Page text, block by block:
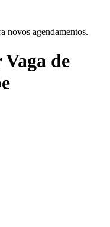
novos agendamentos.
de